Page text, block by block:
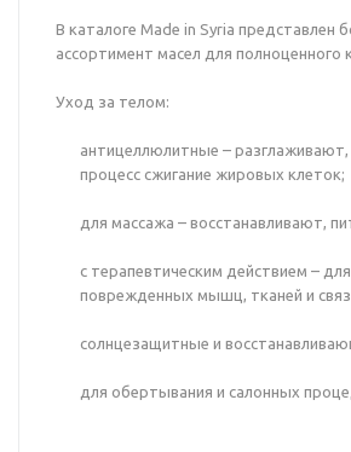
В каталоге Made in Syria представлен
ассортимент масел для полноценного
Уход за телом:
антицеллюлитные –
процесс сжигание жировых клеток;
для массажа – восстанавливают,
с терапевтическим действием – для
поврежденных мышц, тканей и
солнцезащитные и
для обертывания и салонных